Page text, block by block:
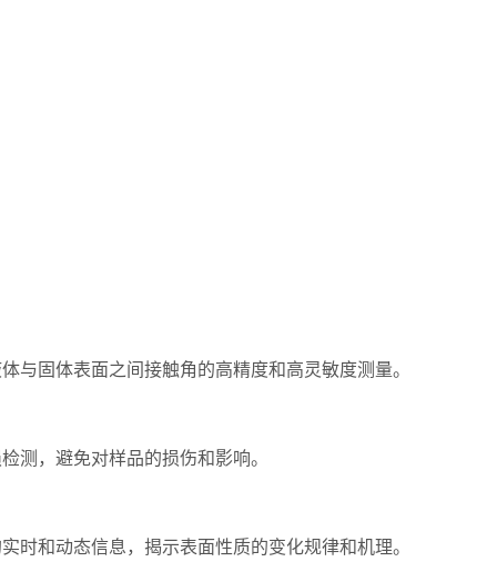
固体表面之间接触角的高精度和高灵敏度测量。
，避免对样品的损伤和影响。
和动态信息，揭示表面性质的变化规律和机理。